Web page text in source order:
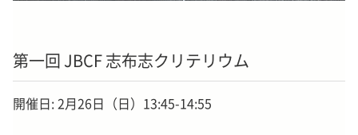
第一回 JBCF 志布志クリテリウム
開催日: 2月26日（日）13:45-14:55